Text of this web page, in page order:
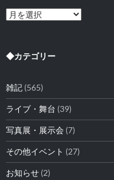
◆
ア
イ
◆カテゴリー
雑記 (565)
ライブ・舞台 (39)
写真展・展示会 (7)
その他イベント (27)
お知らせ (2)